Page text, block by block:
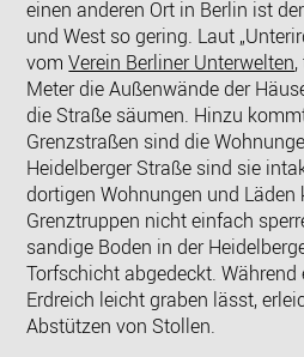
einen anderen Ort in Berlin ist
und West so gering. Laut
vomVerein Berliner Unterwelten
Meter die Außenwände der
die Straße säumen. Hinzu
Grenzstraßen sind die
Heidelberger Straße sind sie
dortigen Wohnungen und Läden
Grenztruppen nicht einfach
sandige Boden in der
Torfschicht abgedeckt.
Erdreich leicht graben lässt,
Abstützen von Stollen.